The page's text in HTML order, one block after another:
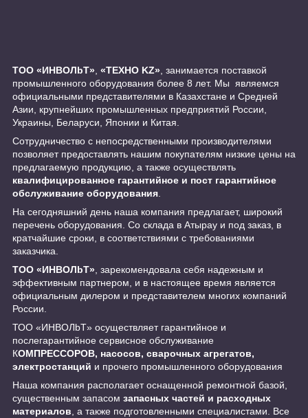
ТОО «ИНBOЛbT», «ТЕХНО KZ», занимается поставкой
промышленного оборудования более 8 лет. Мы являемся
официальными представителями в Казахстане и Средней
Азии, крупнейших промышленных предприятий России,
Украины, Беларуси, Японии и Китая.
Сотрудничество с непосредственными производителями
позволяет предоставлять нашим покупателям низкие цены на
предлагаемую продукцию, а также осуществлять
квалифицированное гарантийное и пост гарантийное
обслуживание оборудования.
На сегодняшний день наша компания предлагает, широкий
перечень оборудования. Со склада в Атырау и под заказ, в
кратчайшие сроки, в соответствиями с требованиями
заказчика.
ТОО «ИНBOЛbT», зарекомендовала себя надежным и
эффективным партнером, и в настоящее время является
официальным дилером и представителем многих компаний
России.
ТОО «ИНBOЛbT» осуществляет гарантийное и
послегарантийное сервисное обслуживание
КОМПРЕССОРОВ, насосов, сварочных агрегатов,
электростанций и прочего промышленного оборудования
Наша компания располагает оснащенной ремонтной базой,
существенным запасом запасных частей и расходных
материалов, а также подготовленными специалистами. Все